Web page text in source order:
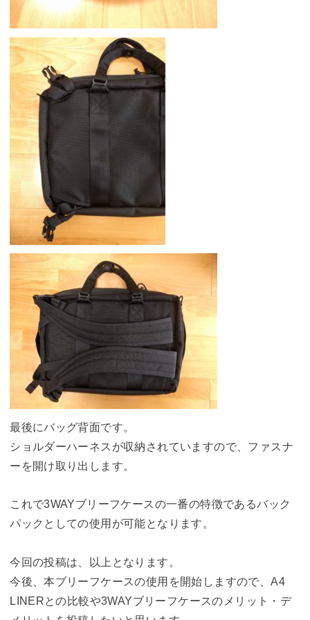
最後にバッグ背面です。
ショルダーハーネスが収納されていますので、ファスナ
ーを開け取り出します。
これで3WAYブリーフケースの一番の特徴であるバック
パックとしての使用が可能となります。
今回の投稿は、以上となります。
今後、本ブリーフケースの使用を開始しますので、A4
LINERとの比較や3WAYブリーフケースのメリット・デ